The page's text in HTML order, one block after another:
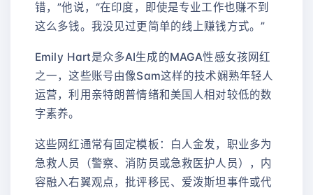
错，”他说，“在印度，即使是专业工作也赚不到
这么多钱。我没见过更简单的线上赚钱方式。”
Emily Hart是众多AI生成的MAGA性感女孩网红
之一，这些账号由像Sam这样的技术娴熟年轻人
运营，利用亲特朗普情绪和美国人相对较低的数
字素养。
这些网红通常有固定模板：白人金发，职业多为
急救人员（警察、消防员或急救医护人员），内
容融入右翼观点，批评移民、爱泼斯坦事件或代